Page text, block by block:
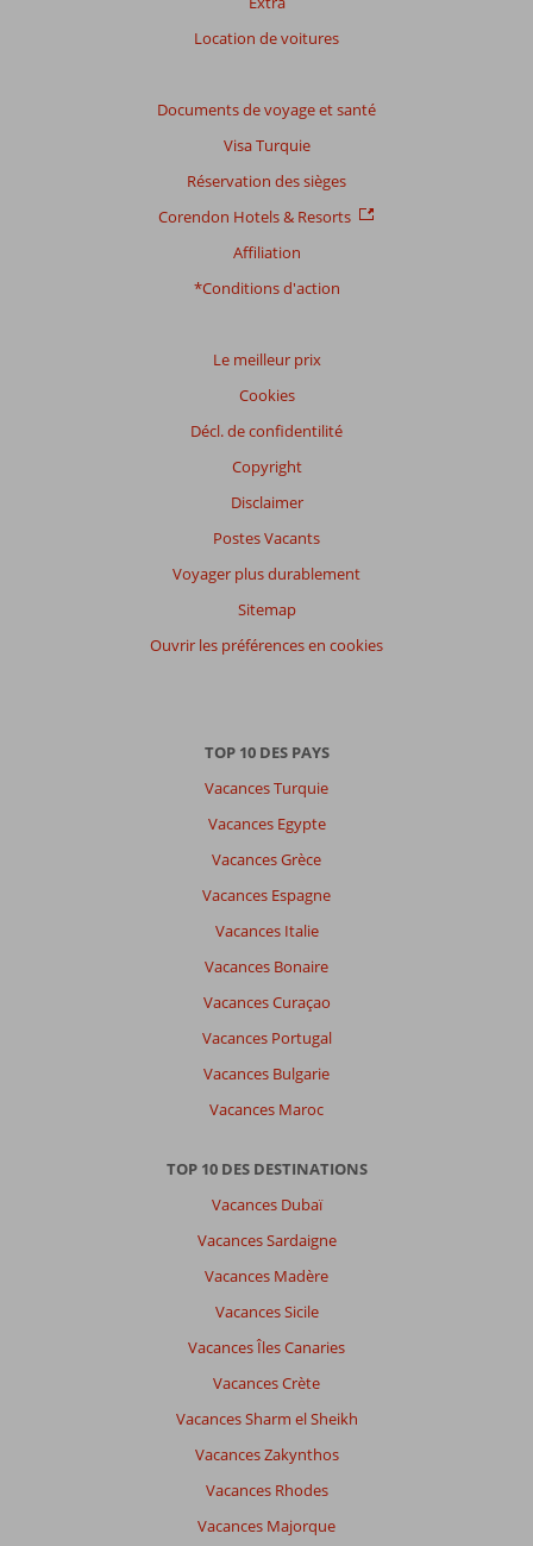
Location de voitures
Documents de voyage et santé
Visa Turquie
Réservation des sièges
Corendon Hotels & Resorts
Affiliation
*Conditions d'action
Le meilleur prix
Cookies
Décl. de confidentilité
Copyright
Disclaimer
Postes Vacants
Voyager plus durablement
Sitemap
Ouvrir les préférences en cookies
TOP 10 DES PAYS
Vacances Turquie
Vacances Egypte
Vacances Grèce
Vacances Espagne
Vacances Italie
Vacances Bonaire
Vacances Curaçao
Vacances Portugal
Vacances Bulgarie
Vacances Maroc
TOP 10 DES DESTINATIONS
Vacances Dubaï
Vacances Sardaigne
Vacances Madère
Vacances Sicile
Vacances Îles Canaries
Vacances Crète
Vacances Sharm el Sheikh
Vacances Zakynthos
Vacances Rhodes
Vacances Majorque